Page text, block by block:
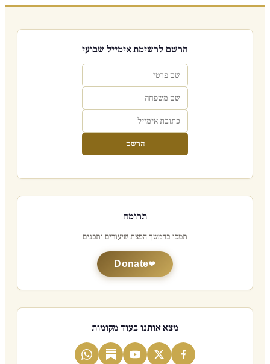
הרשם לרשימת אימייל שבועי
הרשם
תרומה
תמכו בהמשך הפצת שיעורים ותכנים
Donate
מצא אותנו בעוד מקומות